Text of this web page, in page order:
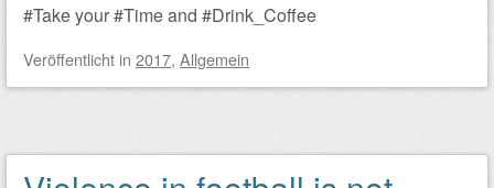
#Take your #Time and #Drink_Coffee
Veröffentlicht in 2017, Allgemein